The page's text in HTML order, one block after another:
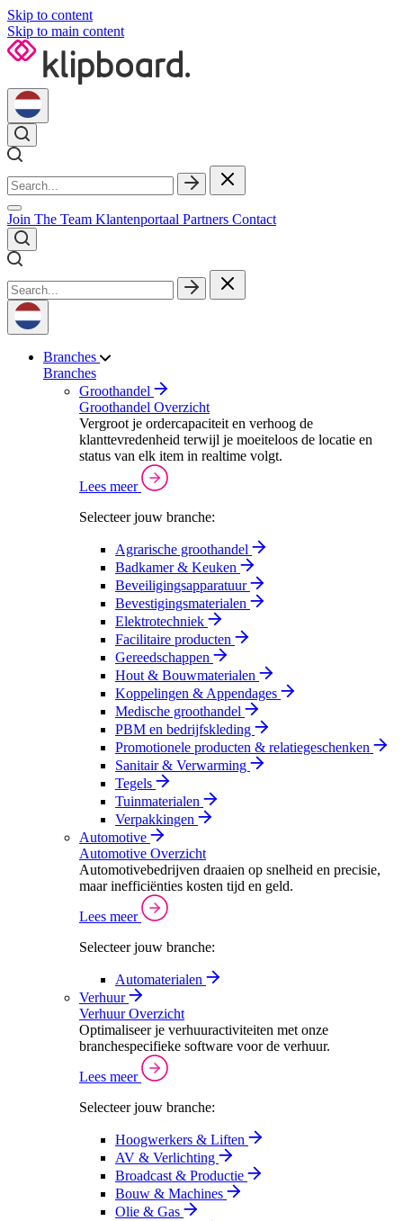
Skip to content
Skip to main content
Join The Team Klantenportaal Partners Contact
Branches
Branches
Groothandel
Groothandel Overzicht
Vergroot je ordercapaciteit en verhoog de
klanttevredenheid terwijl je moeiteloos de locatie en
status van elk item in realtime volgt.
Lees meer
Selecteer jouw branche:
Agrarische groothandel
Badkamer & Keuken
Beveiligingsapparatuur
Bevestigingsmaterialen
Elektrotechniek
Facilitaire producten
Gereedschappen
Hout & Bouwmaterialen
Koppelingen & Appendages
Medische groothandel
PBM en bedrijfskleding
Promotionele producten & relatiegeschenken
Sanitair & Verwarming
Tegels
Tuinmaterialen
Verpakkingen
Automotive
Automotive Overzicht
Automotivebedrijven draaien op snelheid en precisie,
maar inefficiënties kosten tijd en geld.
Lees meer
Selecteer jouw branche:
Automaterialen
Verhuur
Verhuur Overzicht
Optimaliseer je verhuuractiviteiten met onze
branchespecifieke software voor de verhuur.
Lees meer
Selecteer jouw branche:
Hoogwerkers & Liften
AV & Verlichting
Broadcast & Productie
Bouw & Machines
Olie & Gas